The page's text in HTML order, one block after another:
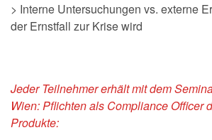
> Interne Untersuchungen vs. externe
der Ernstfall zur Krise wird
Jeder Teilnehmer erhält mit dem
Wien: Pflichten als Compliance Officer
Produkte: